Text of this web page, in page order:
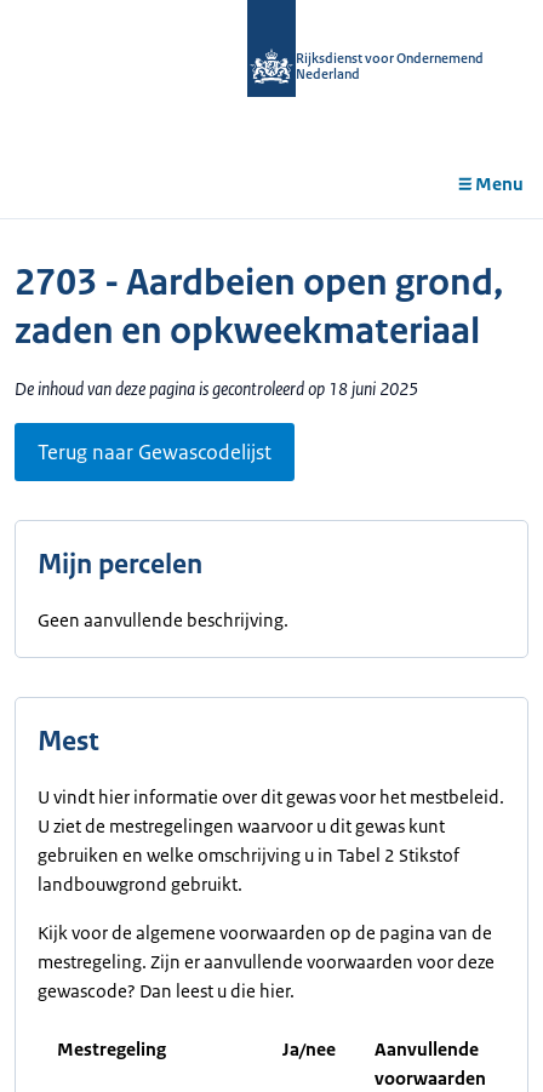
Rijksdienst voor Ondernemend
Nederland
Menu
2703 - Aardbeien open grond,
zaden en opkweekmateriaal
De inhoud van deze pagina is gecontroleerd op 18 juni 2025
Terug naar Gewascodelijst
Mijn percelen
Geen aanvullende beschrijving.
Mest
U vindt hier informatie over dit gewas voor het mestbeleid.
U ziet de mestregelingen waarvoor u dit gewas kunt
gebruiken en welke omschrijving u in Tabel 2 Stikstof
landbouwgrond gebruikt.
Kijk voor de algemene voorwaarden op de pagina van de
mestregeling. Zijn er aanvullende voorwaarden voor deze
gewascode? Dan leest u die hier.
Mestregeling Ja/nee
Aanvullende
voorwaarden